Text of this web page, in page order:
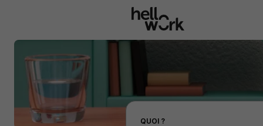
Effectuer une recherche d'emploi par localité
QUOI ?